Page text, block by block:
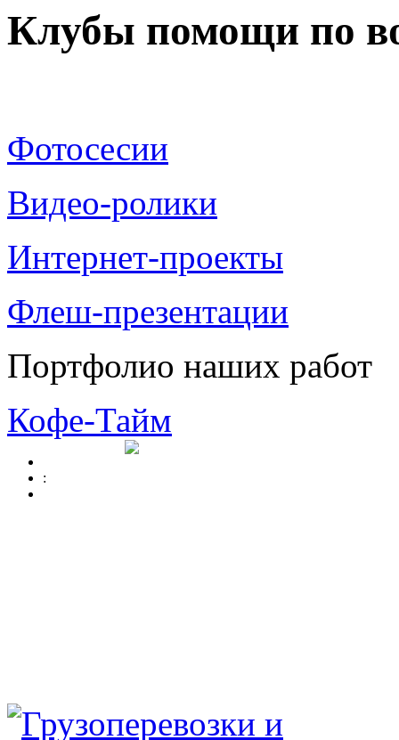
Клубы помощи по
Фотосесии
Видео-ролики
Интернет-проекты
Флеш-презентации
Портфолио наших работ
Кофе-Тайм
: